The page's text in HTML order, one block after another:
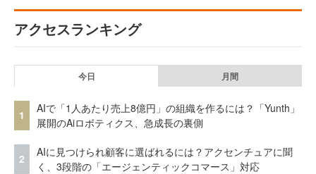
アクセスランキング
今日 月間
1
AIで「1人あたり売上8億円」の組織を作るには？「Yunth」
展開のAiロボティクス、急成長の裏側
2
AIに見つけられ顧客に選ばれるには？アクセンチュアに聞
く、3段階の「エージェンティックコマース」対応